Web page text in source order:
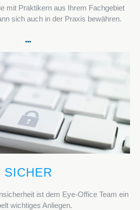
mit Praktikern aus Ihrem Fachgebiet
sich auch in der Praxis bewähren.
SICHER
ist dem Eye-Office Team ein
wichtiges Anliegen.